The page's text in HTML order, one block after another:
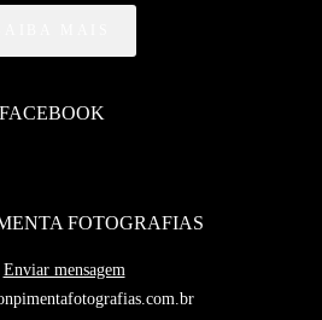
FACEBOOK
FOTOGRAFIAS
Enviar mensagem